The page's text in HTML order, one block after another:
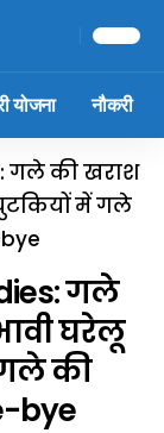
योजना नौकरी
गले की खराश
में गले
गले
घरेलू
की
bye